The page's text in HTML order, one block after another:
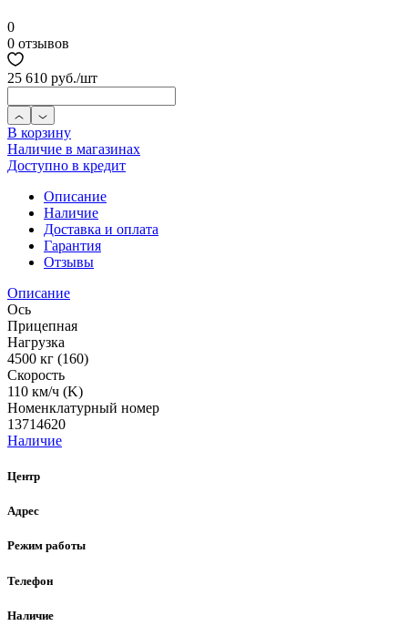
0
0 отзывов
25 610 руб./шт
В корзину
Наличие в магазинах
Доступно в кредит
Описание
Наличие
Доставка и оплата
Гарантия
Отзывы
Описание
Ось
Прицепная
Нагрузка
4500 кг (160)
Скорость
110 км/ч (K)
Номенклатурный номер
13714620
Наличие
Центр
Адрес
Режим работы
Телефон
Наличие